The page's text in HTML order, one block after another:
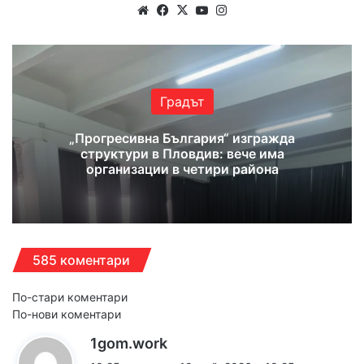
WebsiteFacebook
X YouTube
Градът
„Прогресивна България“ изгражда
структури в Пловдив: вече има
организации в четири района
585 коментари
Навигация
за
По-стари коментари
По-нови коментари
1gom.work